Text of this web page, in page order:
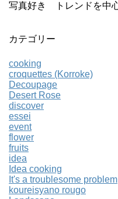
写真好き トレンドを中
カテゴリー
cooking
croquettes (Korroke)
Decoupage
Desert Rose
discover
essei
event
flower
fruits
idea
Idea cooking
It's a troublesome problem
koureisyano rougo